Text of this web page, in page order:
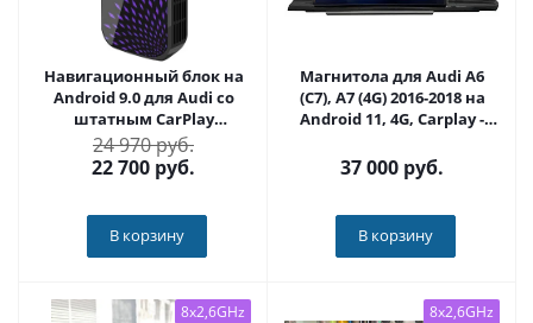
Навигационный блок на
Android 9.0 для Audi со
штатным CarPlay
CARMEDIA AS-CP91
24 970 руб.
22 700 руб.
В корзину
Магнитола для Audi A6
(C7), A7 (4G) 2016-2018 на
Android 11, 4G, Carplay -
37 000 руб.
В корзину
8x2,6GHz
8x2,6GHz